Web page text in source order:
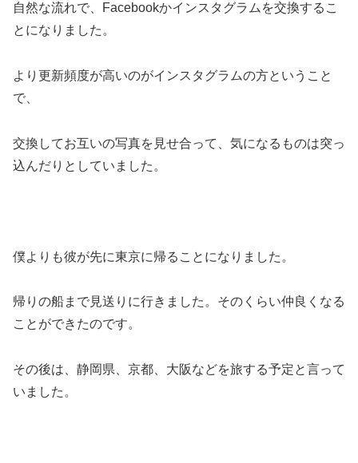
自然な流れで、Facebookかインスタグラムを交換するこ
とになりました。
より更新頻度が高いのがインスタグラムの方ということ
で、
交換してお互いの写真を見せ合って、気になるものは突っ
込んだりとしていました。
僕よりも彼が先に東京に帰ることになりました。
帰りの船まで見送りに行きました。そのくらい仲良くなる
ことができたのです。
その後は、静岡県、京都、大阪などを旅する予定と言って
いました。